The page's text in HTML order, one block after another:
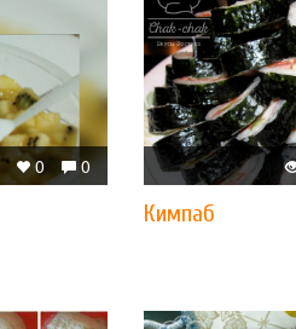
0
0
Кимпаб